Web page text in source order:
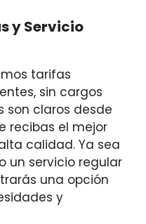
y Servicio
tarifas
sin cargos
son claros desde
recibas el mejor
calidad. Ya sea
un servicio regular
una opción
y